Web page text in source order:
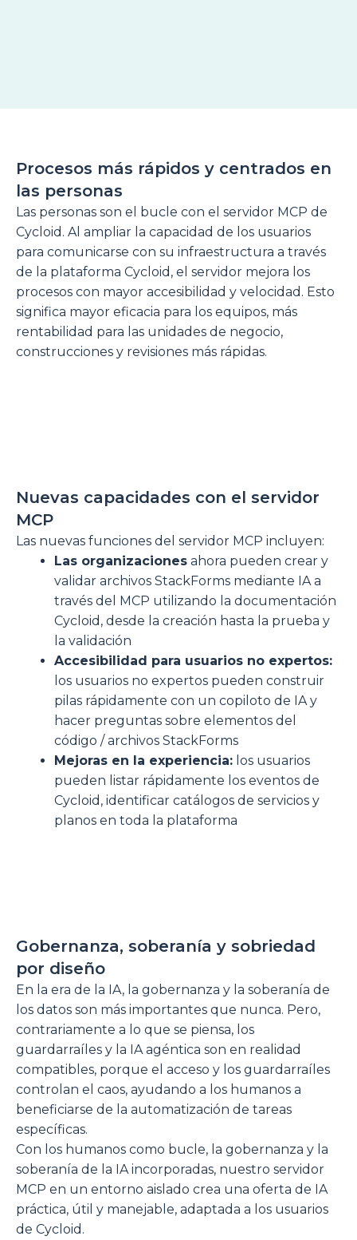
Procesos más rápidos y centrados en
las personas
Las personas son el bucle con el servidor MCP de
Cycloid. Al ampliar la capacidad de los usuarios
para comunicarse con su infraestructura a través
de la plataforma Cycloid, el servidor mejora los
procesos con mayor accesibilidad y velocidad. Esto
significa mayor eficacia para los equipos, más
rentabilidad para las unidades de negocio,
construcciones y revisiones más rápidas.
Nuevas capacidades con el servidor
MCP
Las nuevas funciones del servidor MCP incluyen:
Las organizaciones ahora pueden crear y
validar archivos StackForms mediante IA a
través del MCP utilizando la documentación
Cycloid, desde la creación hasta la prueba y
la validación
Accesibilidad para usuarios no expertos:
los usuarios no expertos pueden construir
pilas rápidamente con un copiloto de IA y
hacer preguntas sobre elementos del
código / archivos StackForms
Mejoras en la experiencia: los usuarios
pueden listar rápidamente los eventos de
Cycloid, identificar catálogos de servicios y
planos en toda la plataforma
Gobernanza, soberanía y sobriedad
por diseño
En la era de la IA, la gobernanza y la soberanía de
los datos son más importantes que nunca. Pero,
contrariamente a lo que se piensa, los
guardarraíles y la IA agéntica son en realidad
compatibles, porque el acceso y los guardarraíles
controlan el caos, ayudando a los humanos a
beneficiarse de la automatización de tareas
específicas.
Con los humanos como bucle, la gobernanza y la
soberanía de la IA incorporadas, nuestro servidor
MCP en un entorno aislado crea una oferta de IA
práctica, útil y manejable, adaptada a los usuarios
de Cycloid.